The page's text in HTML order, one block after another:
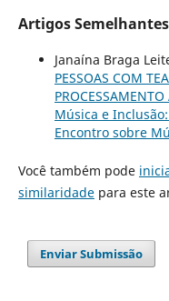
Artigos Semelhantes
Janaína Braga
PESSOAS COM
Música e
Encontro sobre
Você também pode
similaridadepara este
Enviar Submissão